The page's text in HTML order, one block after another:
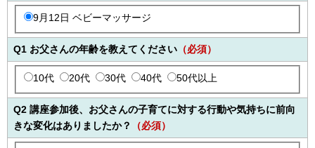
9月12日 ベビーマッサージ
Q1 お父さんの年齢を教えてください （必須）
10代 20代 30代 40代 50代以上
Q2 講座参加後、お父さんの子育てに対する行動や気持ちに前向
きな変化はありましたか？
（必須）